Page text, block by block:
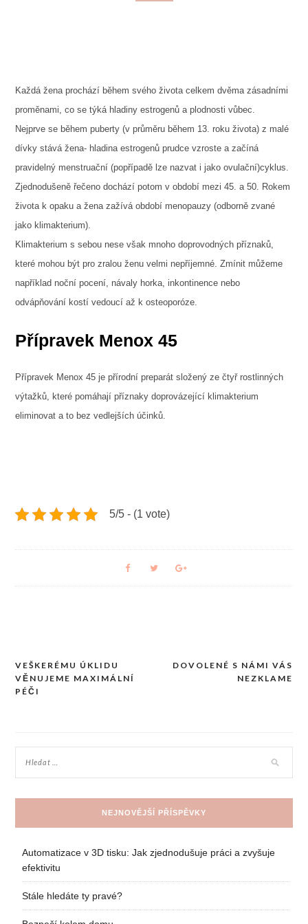
Každá žena prochází během svého života celkem dvěma zásadními
proměnami, co se týká hladiny estrogenů a plodnosti vůbec.
Nejprve se během puberty (v průměru během 13. roku života) z malé
dívky stává žena- hladina estrogenů prudce vzroste a začíná
pravidelný menstruační (popřípadě lze nazvat i jako ovulační)cyklus.
Zjednodušeně řečeno dochází potom v období mezi 45. a 50. Rokem
života k opaku a žena zažívá období menopauzy (odborně zvané
jako klimakterium).
Klimakterium s sebou nese však mnoho doprovodných příznaků,
které mohou být pro zralou ženu velmi nepříjemné. Zmínit můžeme
například noční pocení, návaly horka, inkontinence nebo
odvápňování kostí vedoucí až k osteoporóze.
Přípravek Menox 45
Přípravek Menox 45 je přírodní preparát složený ze čtyř rostlinných
výtažků, které pomáhají příznaky doprovázející klimakterium
eliminovat a to bez vedlejších účinků.
5/5 - (1 vote)
Navigace
pro
VEŠKERÉMU ÚKLIDU
VĚNUJEME MAXIMÁLNÍ
PÉČI
DOVOLENÉ S NÁMI VÁS
NEZKLAME
NEJNOVĚJŠÍ PŘÍSPĚVKY
Automatizace v 3D tisku: Jak zjednodušuje práci a zvyšuje
efektivitu
Stále hledáte ty pravé?